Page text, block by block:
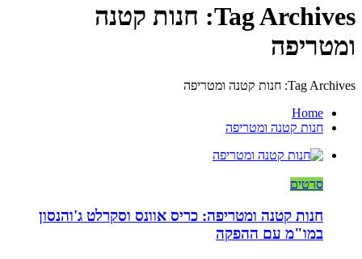
Tag Archives: חנות קטנה
ומטריפה
Tag Archives: חנות קטנה ומטריפה
Home
חנות קטנה ומטריפה
סרטים
חנות קטנה ומטריפה: כריס אוונס וסקרלט ג'והנסון
במו"מ עם ההפקה